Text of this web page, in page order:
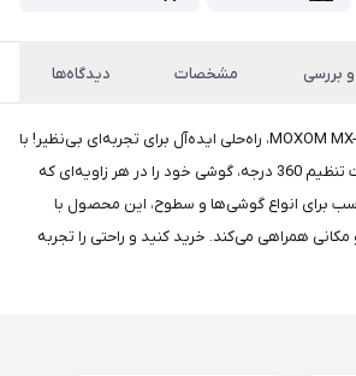
بررسی مشخصات دیدگاه‌ها
نگهدارنده موبایل MOXOM MX-VS103، راه‌حلی ایده‌آل برای تجربه‌ای بی‌نظیر! با
طراحی ارگونومیک و قابلیت تنظیم 360 درجه، گوشی خود را در هر زاویه‌ای که
برای انواع گوشی‌ها و سطوح، این محصول با
همراهی می‌کند. خرید کنید و راحتی را تجربه